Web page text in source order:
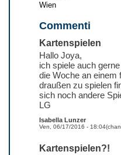
Wien
Commenti
Kartenspielen
Isabella Lunzer
Ven, 06/17/2016 - 18:04
Hallo Joya,
ich spiele auch
die Woche an einem
draußen zu spielen
sich noch andere
LG
Kartenspielen?!